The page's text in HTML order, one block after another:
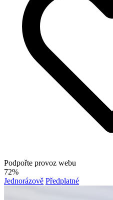
Podpořte provoz webu
72%
Jednorázově Předplatné